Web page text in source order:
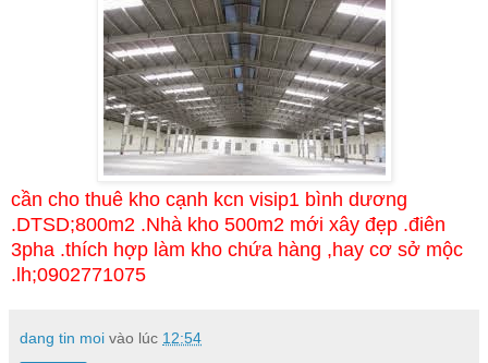
cần cho thuê kho cạnh kcn visip1 bình dương
.DTSD;800m2 .Nhà kho 500m2 mới xây đẹp .điên
3pha .thích hợp làm kho chứa hàng ,hay cơ sở mộc
.lh;0902771075
dang tin moi vào lúc 12:54